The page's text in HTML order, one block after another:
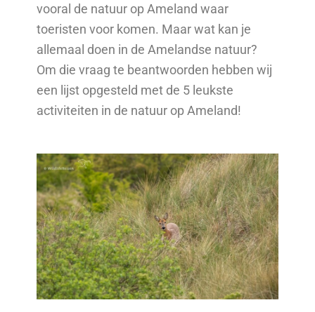
vooral de natuur op Ameland waar
toeristen voor komen. Maar wat kan je
allemaal doen in de Amelandse natuur?
Om die vraag te beantwoorden hebben wij
een lijst opgesteld met de 5 leukste
activiteiten in de natuur op Ameland!